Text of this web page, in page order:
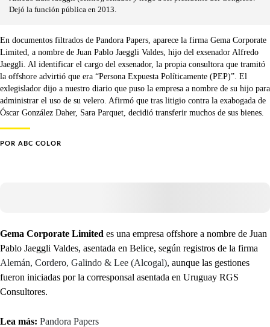
Dejó la función pública en 2013.
En documentos filtrados de Pandora Papers, aparece la firma Gema Corporate
Limited, a nombre de Juan Pablo Jaeggli Valdes, hijo del exsenador Alfredo
Jaeggli. Al identificar el cargo del exsenador, la propia consultora que tramitó
la offshore advirtió que era “Persona Expuesta Políticamente (PEP)”. El
exlegislador dijo a nuestro diario que puso la empresa a nombre de su hijo para
administrar el uso de su velero. Afirmó que tras litigio contra la exabogada de
Óscar González Daher, Sara Parquet, decidió transferir muchos de sus bienes.
POR ABC COLOR
Gema Corporate Limited es una empresa offshore a nombre de Juan
Pablo Jaeggli Valdes, asentada en Belice, según registros de la firma
Alemán, Cordero, Galindo & Lee (Alcogal), aunque las gestiones
fueron iniciadas por la corresponsal asentada en Uruguay RGS
Consultores.
Lea más: Pandora Papers